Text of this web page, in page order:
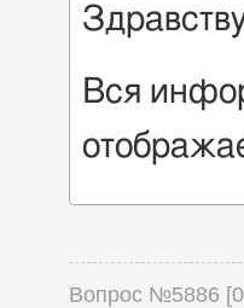
Вся
Вопрос №5886